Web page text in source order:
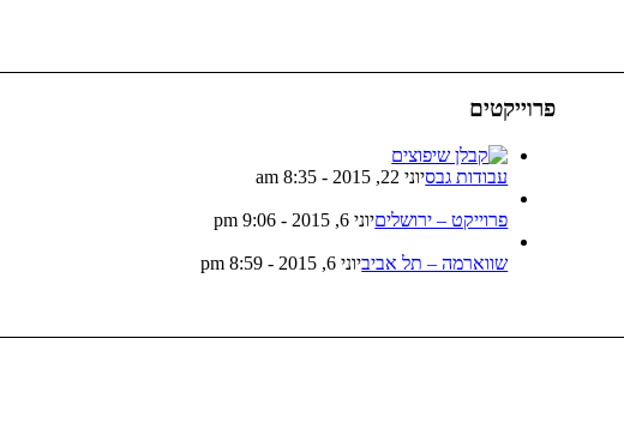
פרוייקטים
עבודות גבסיוני 22, 2015 - 8:35 am
פרוייקט – ירושליםיוני 6, 2015 - 9:06 pm
שווארמה – תל אביביוני 6, 2015 - 8:59 pm